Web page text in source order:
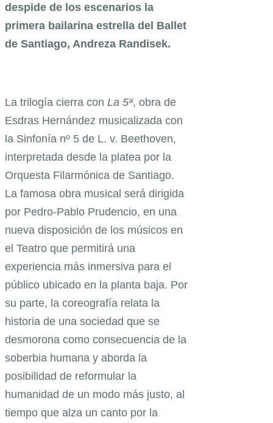
despide de los escenarios la
primera bailarina estrella del Ballet
de Santiago, Andreza Randisek.
La trilogía cierra con La 5ª, obra de
Esdras Hernández musicalizada con
la Sinfonía nº 5 de L. v. Beethoven,
interpretada desde la platea por la
Orquesta Filarmónica de Santiago.
La famosa obra musical será dirigida
por Pedro-Pablo Prudencio, en una
nueva disposición de los músicos en
el Teatro que permitirá una
experiencia más inmersiva para el
público ubicado en la planta baja. Por
su parte, la coreografía relata la
historia de una sociedad que se
desmorona como consecuencia de la
soberbia humana y aborda la
posibilidad de reformular la
humanidad de un modo más justo, al
tiempo que alza un canto por la